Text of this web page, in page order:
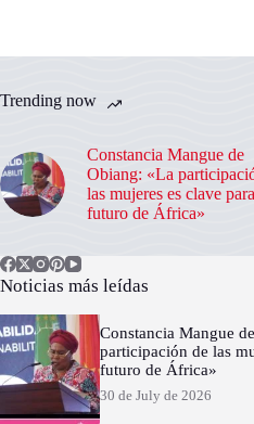
Trending now
Constancia Mangue de
Obiang: «La
las mujeres es clave
futuro de África»
Noticias más leídas
Constancia Mangue
participación de las
futuro de África»
30 de July de 2026